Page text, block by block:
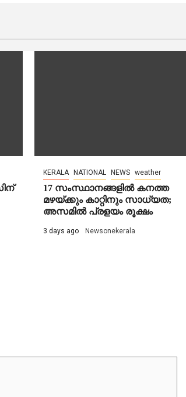
KERALA NATIONAL NEWS weather
17 സംസ്ഥാനങ്ങളിൽ കനത്ത
മഴയ്ക്കും കാറ്റിനും സാധ്യത;
അസമിൽ പ്രളയം രൂക്ഷം
3 days ago Newsonekerala